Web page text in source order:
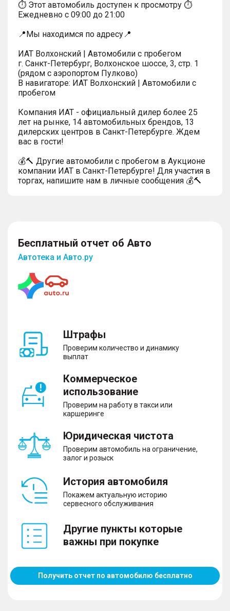
⏱ Этот автомобиль доступен к просмотру ⏱
Ежедневно с 09:00 до 21:00
📍Мы находимся по адресу📍
ИАТ Волхонский | Автомобили с пробегом
г. Санкт-Петербург, Волхонское шоссе, 3, стр. 1
(рядом с аэропортом Пулково)
В навигаторе: ИАТ Волхонский | Автомобили с
пробегом
Компания ИАТ - официальный дилер более 25
лет на рынке, 14 автомобильных брендов, 13
дилерских центров в Санкт-Петербурге. Ждем
вас в гости!
💰🔨 Другие автомобили с пробегом в Аукционе
компании ИАТ в Санкт-Петербурге! Для участия в
торгах, напишите нам в личные сообщения 💰🔨
Бесплатный отчет об Авто
Автотека и Авто.ру
Штрафы
Проверим количество и динамику
выплат
Коммерческое
использование
Проверим на работу в такси или
каршеринге
Юридическая чистота
Проверим автомобиль на ограничение,
залог и розыск
История автомобиля
Покажем актуальную историю
сервесного обслуживания
Другие пункты которые
важны при покупке
Получить отчет по автомобилю бесплатно